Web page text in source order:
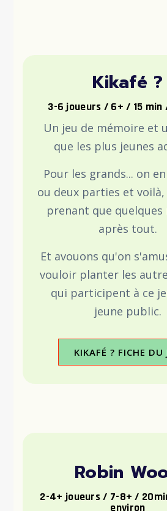
Kikafé ?
3-6 joueurs / 6+ / 15 min
Un jeu de mémoire et
que les plus jeunes
Pour les grands... on
ou deux parties et
prenant que quelques
après tout.
Et avouons qu'on
vouloir planter les
qui participent à ce
jeune public.
KIKAFÉ ? FICHE DU
Robin
2-4+ joueurs / 7-8+ /
environ